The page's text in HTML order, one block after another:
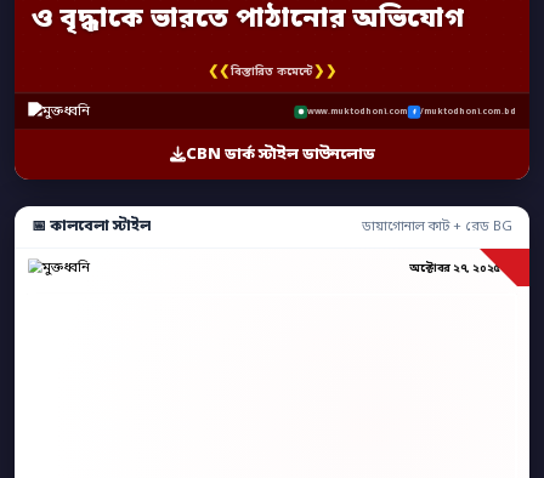
ও বৃদ্ধাকে ভারতে পাঠানোর অভিযোগ
❮❮বিস্তারিত কমেন্টে❯❯
www.muktodhoni.com /muktodhoni.com.bd
CBN ডার্ক স্টাইল ডাউনলোড
📅 কালবেলা স্টাইল ডায়াগোনাল কাট + রেড BG
অক্টোবর ২৭, ২০২৫